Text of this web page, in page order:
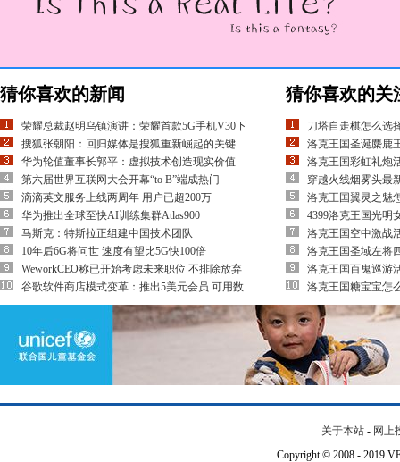
猜你喜欢的新闻
荣耀总裁赵明乌镇演讲：荣耀首款5G手机V30下
搜狐张朝阳：回归媒体是搜狐重新崛起的关键
华为轮值董事长郭平：虚拟技术创造现实价值
第六届世界互联网大会开幕“to B”端成热门
滴滴英文服务上线两周年 用户已超200万
华为推出全球至快AI训练集群Atlas900
马斯克：特斯拉正组建中国技术团队
10年后6G将问世 速度有望比5G快100倍
WeworkCEO称已开始考虑未来职位 不排除放弃
谷歌软件商店模式变革：推出5美元会员 可用数
猜你喜欢的关
刀塔自走棋怎么选
洛克王国圣诞麋鹿
洛克王国彩虹礼炮
穿越火线烟雾头最
洛克王国翼灵之魅
4399洛克王国光明
洛克王国空中激战
洛克王国圣域左将
洛克王国百鬼巡游
洛克王国糖宝宝怎
关于本站 - 网上
Copyright © 2008 - 2019